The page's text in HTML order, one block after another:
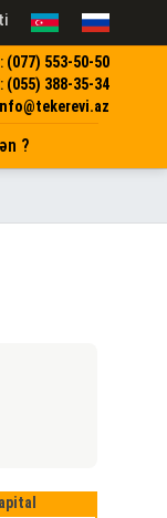
(077) 553-50-50
(055) 388-35-34
?